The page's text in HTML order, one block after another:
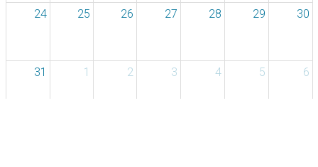
24 25 26 27 28 29 30
31 1 2 3 4 5 6